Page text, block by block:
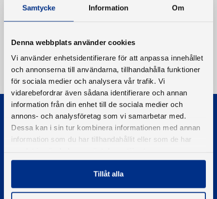
Samtycke Information Om
Denna webbplats använder cookies
Vi använder enhetsidentifierare för att anpassa innehållet
och annonserna till användarna, tillhandahålla funktioner
för sociala medier och analysera vår trafik. Vi
vidarebefordrar även sådana identifierare och annan
information från din enhet till de sociala medier och
annons- och analysföretag som vi samarbetar med.
Dessa kan i sin tur kombinera informationen med annan
information som du har tillhandahållit eller som de har
Tillåt alla
© 2026 - Svenska Båtunionen
PIGMENT WEBBYRÅ